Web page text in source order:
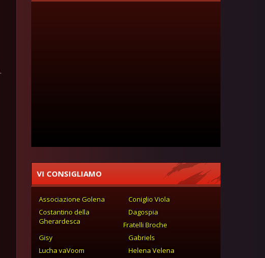
.
VI CONSIGLIAMO
Associazione Golena
Coniglio Viola
Costantino della
Gherardesca
Dagospia
Fratelli Broche
Gabriels
Gisy
Helena Velena
Lucha vaVoom